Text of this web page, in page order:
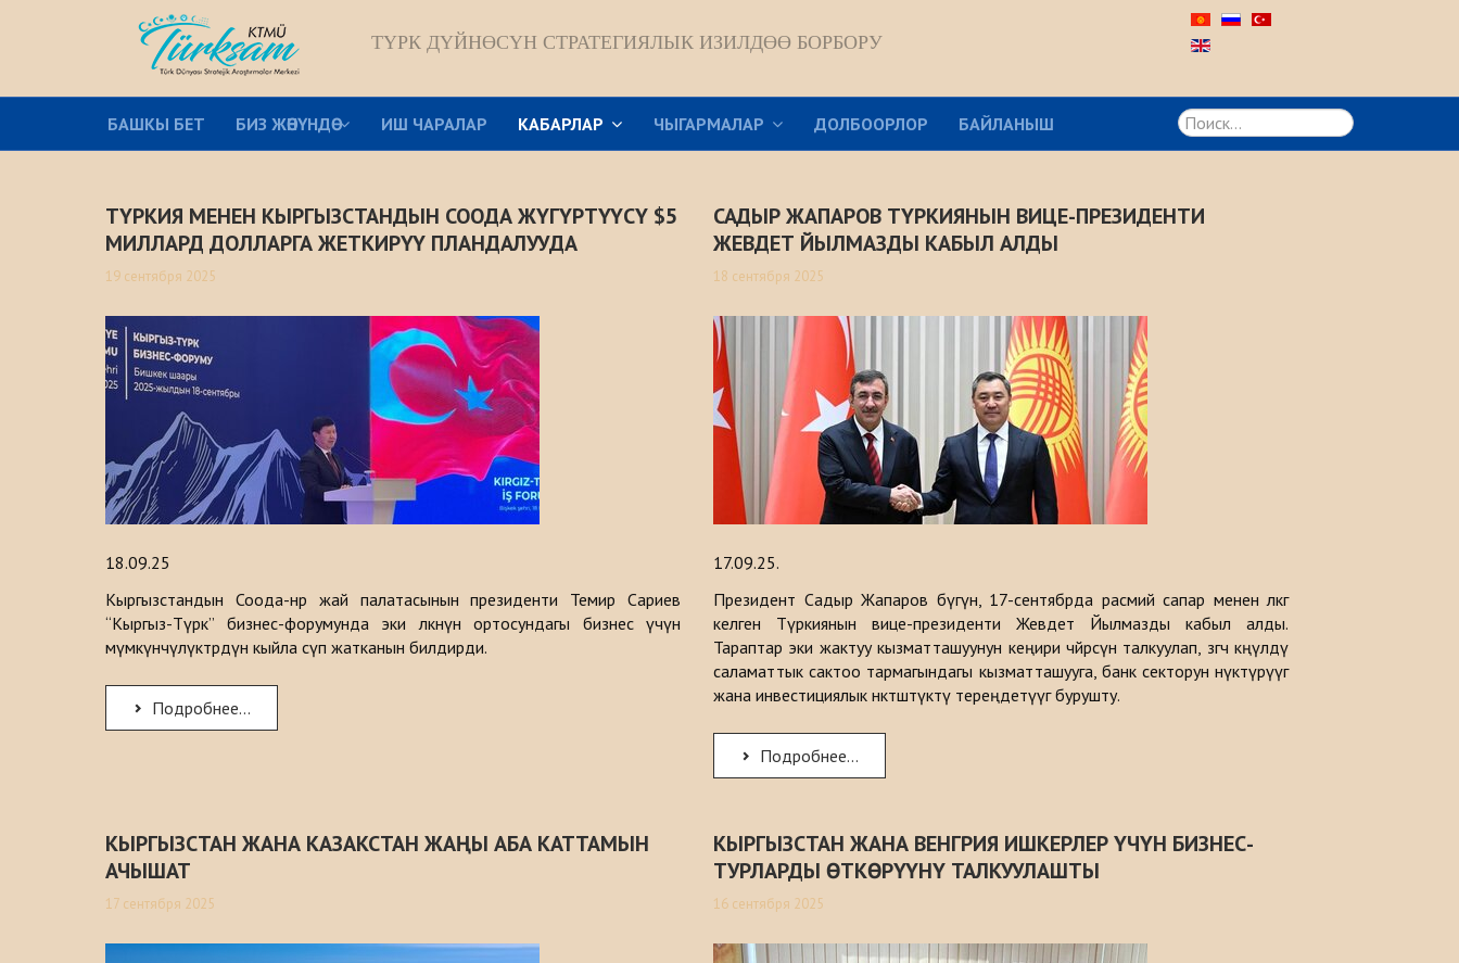
ТҮРК ДҮЙНӨСҮН СТРАТЕГИЯЛЫК ИЗИЛДӨӨ БОРБОРУ
Искать...
БАШКЫ БЕТ БИЗ ЖѲНҮНДѲ ИШ ЧАРАЛАР КАБАРЛАР ЧЫГАРМАЛАР ДОЛБООРЛОР БАЙЛАНЫШ
ТҮРКИЯ МЕНЕН КЫРГЫЗСТАНДЫН СООДА ЖҮГҮРТҮҮСҮ $5
МИЛЛАРД ДОЛЛАРГА ЖЕТКИРҮҮ ПЛАНДАЛУУДА
19 сентября 2025
18.09.25
Кыргызстандын Соода-өнөр жай палатасынын президенти Темир Сариев
“Кыргыз-Түрк” бизнес-форумунда эки өлкөнүн ортосундагы бизнес үчүн
мүмкүнчүлүктөрдүн кыйла өсүп жатканын билдирди.
Подробнее...
САДЫР ЖАПАРОВ ТҮРКИЯНЫН ВИЦЕ-ПРЕЗИДЕНТИ
ЖЕВДЕТ ЙЫЛМАЗДЫ КАБЫЛ АЛДЫ
18 сентября 2025
17.09.25.
Президент Садыр Жапаров бүгүн, 17-сентябрда расмий сапар менен өлкөгө
келген Түркиянын вице-президенти Жевдет Йылмазды кабыл алды.
Тараптар эки жактуу кызматташуунун кеңири чөйрөсүн талкуулап, өзгөчө көңүлдү
саламаттык сактоо тармагындагы кызматташууга, банк секторун өнүктүрүүгө
жана инвестициялык өнөктөштүктү тереңдетүүгө бурушту.
Подробнее...
КЫРГЫЗСТАН ЖАНА КАЗАКСТАН ЖАҢЫ АБА КАТТАМЫН
АЧЫШАТ
17 сентября 2025
КЫРГЫЗСТАН ЖАНА ВЕНГРИЯ ИШКЕРЛЕР ҮЧҮН БИЗНЕС-
ТУРЛАРДЫ ӨТКӨРҮҮНҮ ТАЛКУУЛАШТЫ
16 сентября 2025